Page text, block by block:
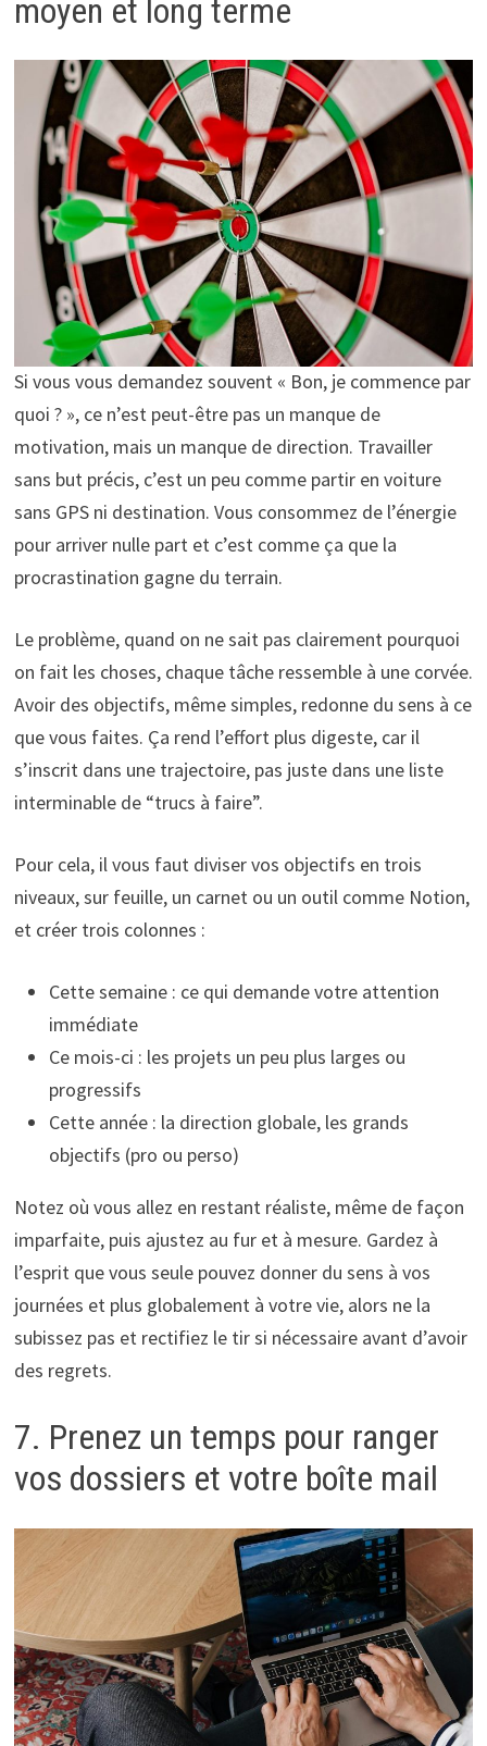
moyen et long terme
Si vous vous demandez souvent « Bon, je commence par
quoi ? », ce n’est peut-être pas un manque de
motivation, mais un manque de direction. Travailler
sans but précis, c’est un peu comme partir en voiture
sans GPS ni destination. Vous consommez de l’énergie
pour arriver nulle part et c’est comme ça que la
procrastination gagne du terrain.
Le problème, quand on ne sait pas clairement pourquoi
on fait les choses, chaque tâche ressemble à une corvée.
Avoir des objectifs, même simples, redonne du sens à ce
que vous faites. Ça rend l’effort plus digeste, car il
s’inscrit dans une trajectoire, pas juste dans une liste
interminable de “trucs à faire”.
Pour cela, il vous faut diviser vos objectifs en trois
niveaux, sur feuille, un carnet ou un outil comme Notion,
et créer trois colonnes :
Cette semaine : ce qui demande votre attention
immédiate
Ce mois-ci : les projets un peu plus larges ou
progressifs
Cette année : la direction globale, les grands
objectifs (pro ou perso)
Notez où vous allez en restant réaliste, même de façon
imparfaite, puis ajustez au fur et à mesure. Gardez à
l’esprit que vous seule pouvez donner du sens à vos
journées et plus globalement à votre vie, alors ne la
subissez pas et rectifiez le tir si nécessaire avant d’avoir
des regrets.
7. Prenez un temps pour ranger
vos dossiers et votre boîte mail